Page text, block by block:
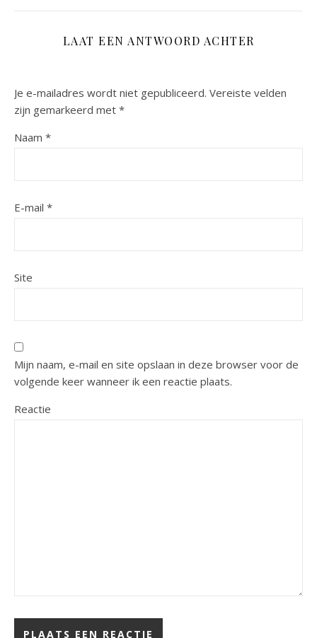
LAAT EEN ANTWOORD ACHTER
Je e-mailadres wordt niet gepubliceerd. Vereiste velden
zijn gemarkeerd met *
Naam *
E-mail *
Site
Mijn naam, e-mail en site opslaan in deze browser voor de
volgende keer wanneer ik een reactie plaats.
Reactie